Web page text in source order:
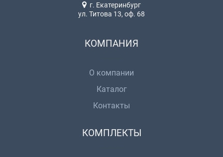
г. Екатеринбург
ул. Титова 13, оф. 68
КОМПАНИЯ
О компании
Каталог
Контакты
КОМПЛЕКТЫ